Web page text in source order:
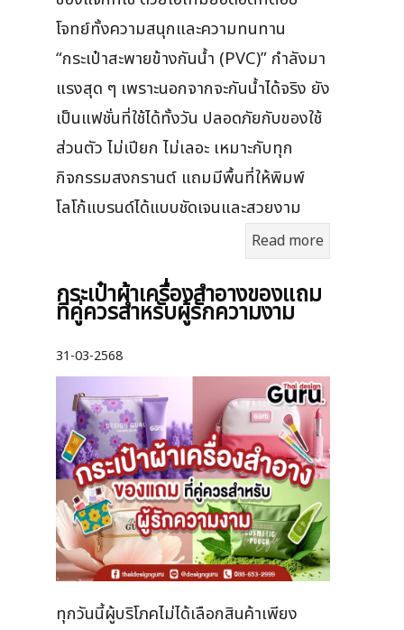
โจทย์ทั้งความสนุกและความทนทาน
“กระเป๋าสะพายข้างกันน้ำ (PVC)” กำลังมา
แรงสุด ๆ เพราะนอกจากจะกันน้ำได้จริง ยัง
เป็นแฟชั่นที่ใช้ได้ทั้งวัน ปลอดภัยกับของใช้
ส่วนตัว ไม่เปียก ไม่เลอะ เหมาะกับทุก
กิจกรรมสงกรานต์ แถมมีพื้นที่ให้พิมพ์
โลโก้แบรนด์ได้แบบชัดเจนและสวยงาม
Read more
กระเป๋าผ้าเครื่องสําอางของแถม
ที่คู่ควรสำหรับผู้รักความงาม
31-03-2568
ทุกวันนี้ผู้บริโภคไม่ได้เลือกสินค้าเพียง